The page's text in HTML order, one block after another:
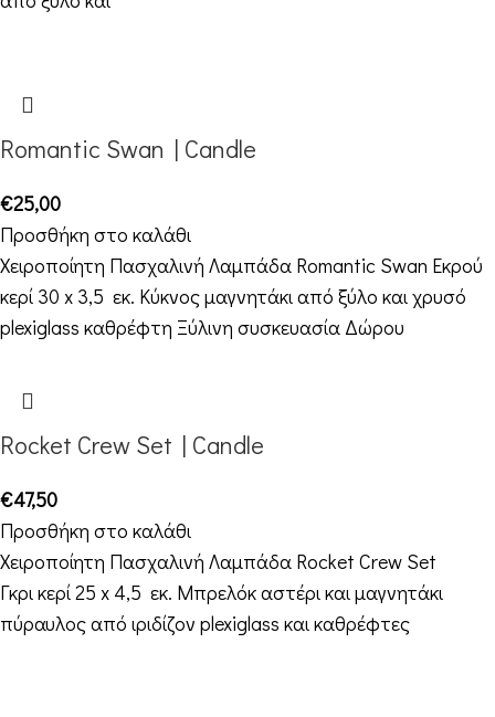
Romantic Swan | Candle
€25,00
Προσθήκη στο καλάθι
Χειροποίητη Πασχαλινή Λαμπάδα Romantic Swan Εκρού
κερί 30 x 3,5 εκ. Κύκνος μαγνητάκι από ξύλο και χρυσό
plexiglass καθρέφτη Ξύλινη συσκευασία Δώρου
Rocket Crew Set | Candle
€47,50
Προσθήκη στο καλάθι
Χειροποίητη Πασχαλινή Λαμπάδα Rocket Crew Set
Γκρι κερί 25 x 4,5 εκ. Μπρελόκ αστέρι και μαγνητάκι
πύραυλος από ιριδίζον plexiglass και καθρέφτες